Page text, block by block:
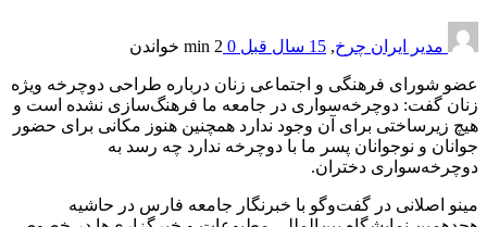
مدیر ایران چرخ, 15 سال قبل 0
2 min خواندن
عضو شورای فرهنگی و اجتماعی زنان درباره طراحی دوچرخه ویژه
زنان گفت: دوچرخه‌سواری در جامعه ما فرهنگ‌سازی نشده است و
هیچ زیرساختی برای آن وجود ندارد همچنین هنوز مکانی برای حضور
جوانان و نوجوانان پسر ما با دوچرخه ندارد چه رسد به
دوچرخه‌سواری دختران.
مینو اصلانی در گفت‌وگو با خبرنگار جامعه فارس در حاشیه